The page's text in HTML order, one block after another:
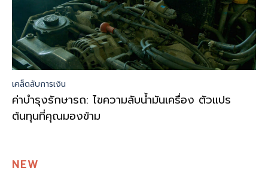
เคล็ดลับการเงิน
ค่าบำรุงรักษารถ: ไขความลับน้ำมันเครื่อง ตัวแปร
ต้นทุนที่คุณมองข้าม
NEW